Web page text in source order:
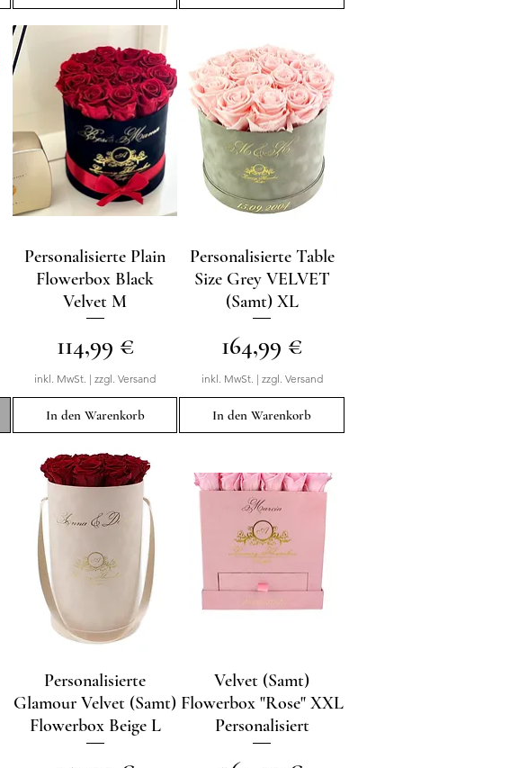
Schnellansicht
Personalisierte Plain
Flowerbox Black
Velvet M
Preis
114,99 €
inkl. MwSt. |zzgl. Versand
In den Warenkorb
Schnellansicht
Personalisierte Table
Size Grey VELVET
(Samt) XL
Preis
164,99 €
inkl. MwSt. | zzgl. Versand
In den Warenkorb
Schnellansicht
Personalisierte
Glamour Velvet (Samt)
Flowerbox Beige L
Schnellansicht
Velvet (Samt)
Flowerbox "Rose" XXL
Personalisiert